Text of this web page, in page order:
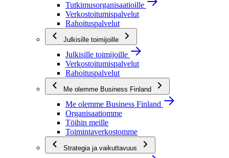
Tutkimusorganisaatioille
Verkostoitumispalvelut
Rahoituspalvelut
Julkisille toimijoille
Julkisille toimijoille
Verkostoitumispalvelut
Rahoituspalvelut
Me olemme Business Finland
Me olemme Business Finland
Organisaatiomme
Töihin meille
Toimintaverkostomme
Strategia ja vaikuttavuus